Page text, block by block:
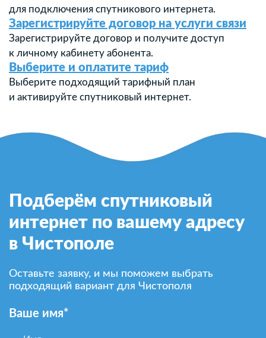
для подключения спутникового интернета.
Зарегистрируйте договор на услуги связи
Зарегистрируйте договор и получите доступ
к личному кабинету абонента.
Выберите и оплатите тариф
Выберите подходящий тарифный план
и активируйте спутниковый интернет.
Подберём спутниковый
интернет по вашему адресу
в Чистополе
Оставьте заявку, и мы поможем выбрать
подходящий вариант для Чистополя
Ваше имя*